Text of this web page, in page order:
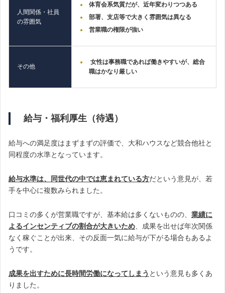
人間関係・社員
の雰囲気
体育会系気質だが、近年変わりつつある
部署、支店等で大きく雰囲気は異なる
営業職の権限が強い
その他
女性は事務職であれば働きやすいが、総合
職はかなり厳しい
給与・福利厚生（待遇）
給与への満足度はまずまずの評価で、大和ハウスなど競合他社と
同程度の水準となっています。
給与水準は、同世代の中では恵まれている方だという意見が、若
手を中心に複数みられました。
口コミの多くが営業職ですが、基本給は多くないものの、 業績に
よるインセンティブの割合が大きいため、成果を出せば年次関係
なく稼ぐことが出来、その反面一気に給与が下がる場合もあるよ
うです。
成果を出すために長時間労働になってしまう という意見も多くあ
りました。